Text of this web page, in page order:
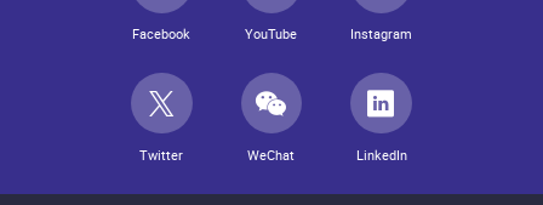
Facebook YouTube Instagram
Twitter WeChat LinkedIn